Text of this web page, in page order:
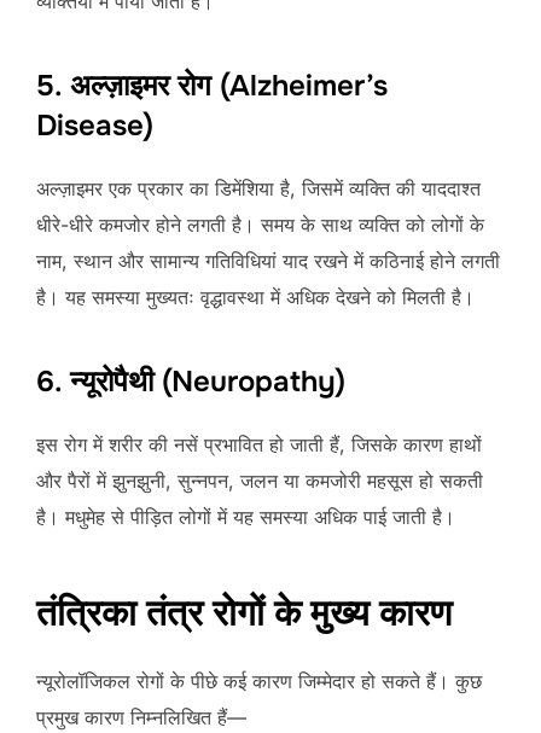
5. अल्ज़ाइमर रोग (Alzheimer’s
Disease)
अल्ज़ाइमर एक प्रकार का डिमेंशिया है, जिसमें व्यक्ति की याददाश्त
धीरे-धीरे कमजोर होने लगती है। समय के साथ व्यक्ति को लोगों के
नाम, स्थान और सामान्य गतिविधियां याद रखने में कठिनाई होने लगती
है। यह समस्या मुख्यतः वृद्धावस्था में अधिक देखने को मिलती है।
6. न्यूरोपैथी (Neuropathy)
इस रोग में शरीर की नसें प्रभावित हो जाती हैं, जिसके कारण हाथों
और पैरों में झुनझुनी, सुन्नपन, जलन या कमजोरी महसूस हो सकती
है। मधुमेह से पीड़ित लोगों में यह समस्या अधिक पाई जाती है।
तंत्रिका तंत्र रोगों के मुख्य कारण
न्यूरोलॉजिकल रोगों के पीछे कई कारण जिम्मेदार हो सकते हैं। कुछ
प्रमुख कारण निम्नलिखित हैं—